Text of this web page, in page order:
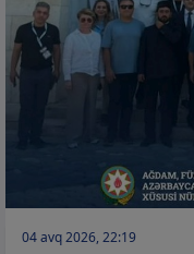
04 avq 2026, 22:19